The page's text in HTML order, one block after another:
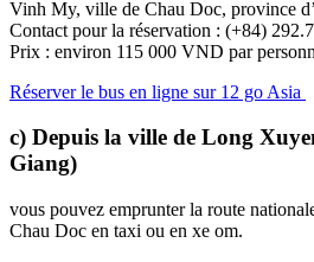
Vinh My, ville de Chau Doc, province
Contact pour la réservation : (+84)
Prix : environ 115 000 VND par
Réserver le bus en ligne sur 12 go Asia
c) Depuis la ville de Long
Giang)
vous pouvez emprunter la route
Chau Doc en taxi ou en xe om.